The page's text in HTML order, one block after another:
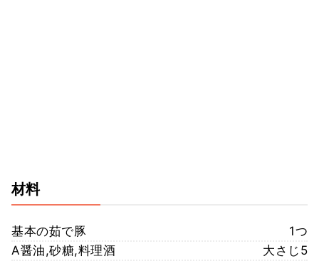
材料
基本の茹で豚
1つ
A醤油,砂糖,料理酒
大さじ5